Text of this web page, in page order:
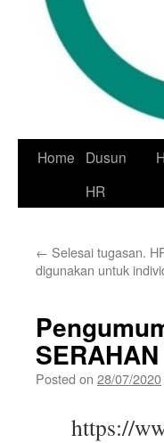
Skip
Home
Dusun
HR
← Selesai tugasan.
digunakan untuk
SERAHAN
Posted on 28/07/2020
https://